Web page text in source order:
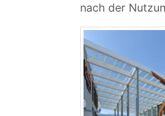
nach der